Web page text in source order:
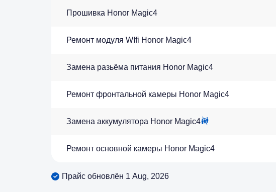
Прошивка Honor Magic4
Ремонт модуля WIfi Honor Magic4
Замена разьёма питания Honor Magic4
Ремонт фронтальной камеры Honor Magic4
Замена аккумулятора Honor Magic4
Ремонт основной камеры Honor Magic4
Прайс обновлён 1 Aug, 2026